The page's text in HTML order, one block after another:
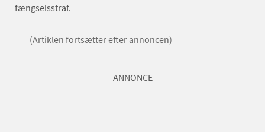
fængselsstraf.
(Artiklen fortsætter efter annoncen)
ANNONCE